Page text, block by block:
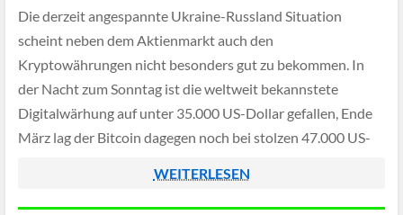
Die derzeit angespannte Ukraine-Russland Situation
scheint neben dem Aktienmarkt auch den
Kryptowährungen nicht besonders gut zu bekommen. In
der Nacht zum Sonntag ist die weltweit bekannstete
Digitalwärhung auf unter 35.000 US-Dollar gefallen, Ende
März lag der Bitcoin dagegen noch bei stolzen 47.000 US-
WEITERLESEN